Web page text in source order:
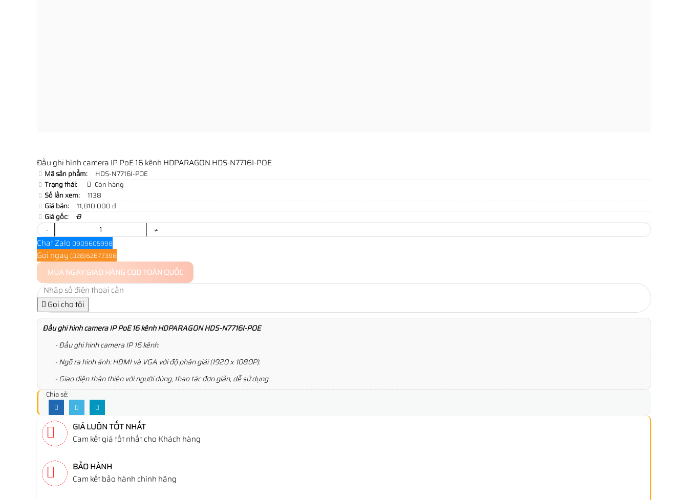
Đầu ghi hình camera IP PoE 16 kênh HDPARAGON HDS-N7716I-POE
Mã sản phẩm:
HDS-N7716I-POE
Trạng thái:
Còn hàng
Số lần xem:
1138
Giá bán:
11,810,000 đ
Giá gốc:
0
-
+
Chat Zalo 0909605998
Gọi ngay (028)62677398
MUA NGAYGIAO HÀNG COD TOÀN QUỐC
Gọi cho tôi
Đầu ghi hình camera IP PoE 16 kênh HDPARAGONHDS-N7716I-POE
- Đầu ghi hình camera IP 16 kênh.
- Ngõ ra hình ảnh: HDMI và VGA với độ phân giải (1920 x 1080P).
- Giao diện thân thiện với người dùng, thao tác đơn giản, dễ sử dụng.
Chia sẻ:
GIÁ LUÔN TỐT NHẤT
Cam kết giá tốt nhất cho Khách hàng
BẢO HÀNH
Cam kết bảo hành chính hãng